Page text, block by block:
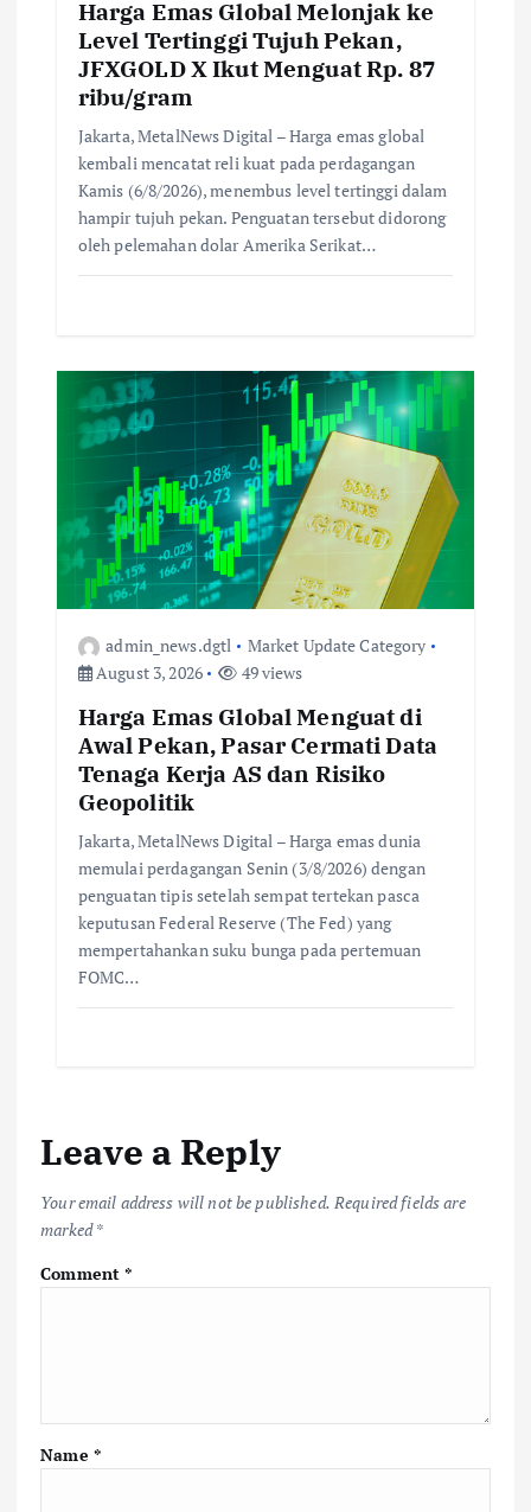
Harga Emas Global Melonjak ke
Level Tertinggi Tujuh Pekan,
JFXGOLD X Ikut Menguat Rp. 87
ribu/gram
Jakarta, MetalNews Digital – Harga emas global
kembali mencatat reli kuat pada perdagangan
Kamis (6/8/2026), menembus level tertinggi dalam
hampir tujuh pekan. Penguatan tersebut didorong
oleh pelemahan dolar Amerika Serikat…
admin_news.dgtl
Market Update Category
August 3, 2026
49 views
Harga Emas Global Menguat di
Awal Pekan, Pasar Cermati Data
Tenaga Kerja AS dan Risiko
Geopolitik
Jakarta, MetalNews Digital – Harga emas dunia
memulai perdagangan Senin (3/8/2026) dengan
penguatan tipis setelah sempat tertekan pasca
keputusan Federal Reserve (The Fed) yang
mempertahankan suku bunga pada pertemuan
FOMC…
Leave a Reply
Your email address will not be published. Required fields are
marked*
Comment*
Name *